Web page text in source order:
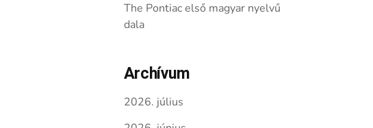
The Pontiac első magyar nyelvű
dala
Archívum
2026. július